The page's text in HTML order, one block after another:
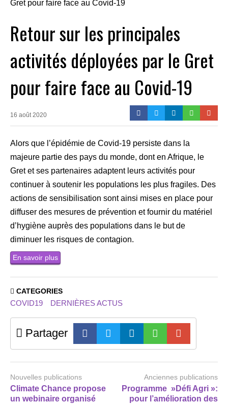
Retour sur les principales
activités déployées par le Gret
pour faire face au Covid-19
16 août 2020
Alors que l’épidémie de Covid-19 persiste dans la
majeure partie des pays du monde, dont en Afrique, le
Gret et ses partenaires adaptent leurs activités pour
continuer à soutenir les populations les plus fragiles. Des
actions de sensibilisation sont ainsi mises en place pour
diffuser des mesures de prévention et fournir du matériel
d’hygiène auprès des populations dans le but de
diminuer les risques de contagion.
En savoir plus
CATEGORIES
COVID19 DERNIÈRES ACTUS
Partager
Nouvelles publications
Climate Chance propose
un webinaire organisé
Anciennes publications
Programme »Défi Agri »:
pour l’amélioration des